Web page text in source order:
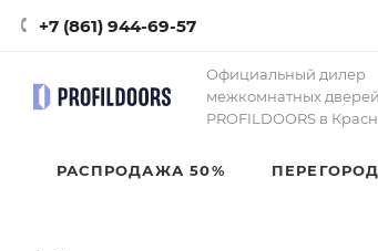
+7 (861) 944-69-57
Официальный дилер
межкомнатных дверей
PROFILDOORS в
РАСПРОДАЖА 50%